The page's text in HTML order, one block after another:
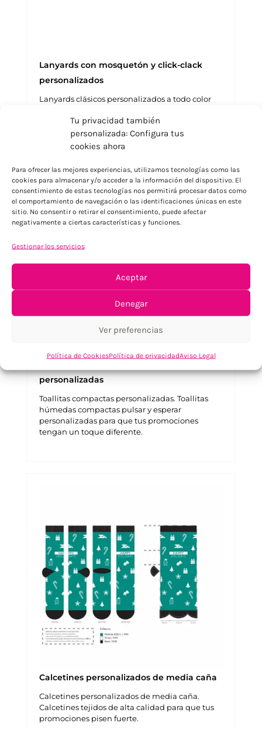
Tu privacidad también
personalizada: Configura tus
cookies ahora
Para ofrecer las mejores experiencias, utilizamos tecnologías como las
cookies para almacenar y/o acceder a la información del dispositivo. El
consentimiento de estas tecnologías nos permitirá procesar datos como
el comportamiento de navegación o las identificaciones únicas en este
sitio. No consentir o retirar el consentimiento, puede afectar
negativamente a ciertas características y funciones.
Gestionar los servicios
Aceptar
Denegar
Ver preferencias
Política de CookiesPolítica de privacidadAviso Legal
Lanyards con mosquetón y click-clack
personalizados
Lanyards clásicos personalizados a todo color
para llevar la acreditación de la empresa.
personalizadas
Toallitas compactas personalizadas. Toallitas
húmedas compactas pulsar y esperar
personalizadas para que tus promociones
tengan un toque diferente.
Calcetines personalizados de media caña
Calcetines personalizados de media caña.
Calcetines tejidos de alta calidad para que tus
promociones pisen fuerte.